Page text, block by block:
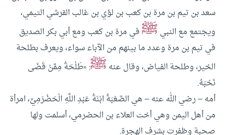
سعد بن تيم بن مرة بن كعب بن لؤي بن غالب القرشي التيمي،
ويجتمع مع النبي ﷺفي مرة بن كعب ومع أبي بكر الصديق
في تيم بن مرة وعدد ما بينهم من الآباء سواء، ويعرف بطلحة
الخير، وطلحة الفياض، وقال عنه ﷺ: «طَلْحَةُ مِمَّنْ قَضَى
نَحْبَهُ.
أمه – رضي الله عنه – هي الصَّعْبَةُ ابْنَةُ عَبْدِ اللَّهِ الْحَضْرَمِيِّ، امرأة
من أهل اليمن وهي أخت العلاء بن الحضرمي، أسلمت ولها
صحبة وظفرت بشرف الهجرة.